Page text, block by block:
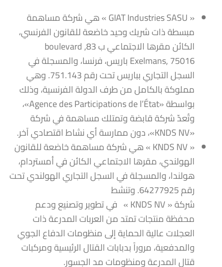
« GIAT Industries SASU » هي شركة مساهمة
مبسطة ذات شريك وحيد خاضعة للقانون الفرنسي،
الكائن مقرها الاجتماعي ب 83, boulevard
Exelmans, 75016 باريس، فرنسا، والمسجلة في
السجل التجاري بباريس تحت رقم 751.143. وهي
مملوكة بالكامل من طرف الدولة الفرنسية، وذلك
بواسطة «Agence des Participations de l’État»،
وتُعدّ شركة قابضة وتمتلك مساهمة في شركة
«KNDS NV»، دون ممارسة أي نشاط اقتصادي آخر.
« KNDS NV » هي شركة مساهمة خاضعة للقانون
الهولندي، مقرها الاجتماعي الكائن في أمستردام،
هولندا، والمسجلة في السجل التجاري الهولندي تحت
رقم 64277925. وتنشط
شركة « KNDS NV » في تطوير وتصنيع ودعم
محفظة منتجات تمتد من العربات المدرعة ذات
العجلات عالية الحماية إلى منظومات الدفاع الجوي
والمدفعية، مروراً بدبابات القتال الرئيسية ومركبات
قتال المدرعة ومنظومات مد الجسور.